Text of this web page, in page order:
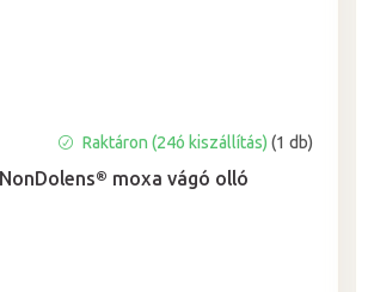
NonDolens® moxa vágó olló
Raktáron (24ó kiszállítás) (1 db)